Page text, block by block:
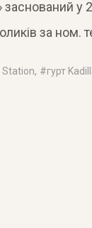
заснований у
за ном.
Station, #гурт